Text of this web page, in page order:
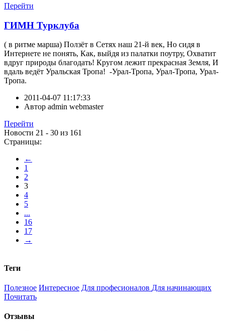
Перейти
ГИМН Турклуба
( в ритме марша) Ползёт в Сетях наш 21-й век, Но сидя в
Интернете не понять, Как, выйдя из палатки поутру, Охватит
вдруг природы благодать! Кругом лежит прекрасная Земля, И
вдаль ведёт Уральская Тропа! -Урал-Тропа, Урал-Тропа, Урал-
Тропа.
2011-04-07 11:17:33
Автор admin webmaster
Перейти
Новости 21 - 30 из 161
Страницы:
←
1
2
3
4
5
...
16
17
→
Теги
Полезное Интересное Для професионалов Для начинающих
Почитать
Отзывы